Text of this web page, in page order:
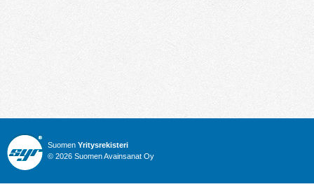
Suomen Yritysrekisteri
© 2026 Suomen Avainsanat Oy